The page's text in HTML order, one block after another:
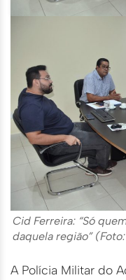
Cid Ferreira: “Só
daquela região”
A Polícia Militar do